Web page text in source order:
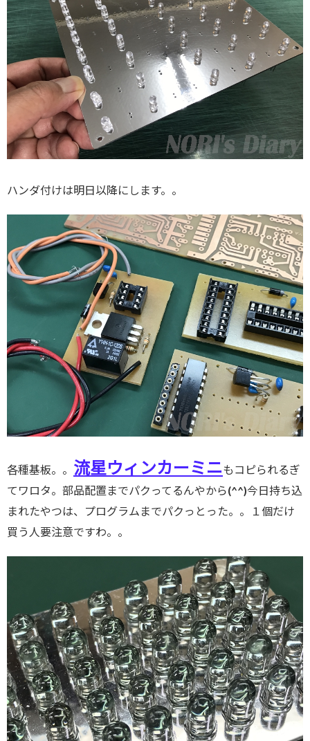
ハンダ付けは明日以降にします。。
各種基板。。 流星ウィンカーミニもコピられるぎ
てワロタ。部品配置までパクってるんやから(^^)今日持ち込
まれたやつは、プログラムまでパクっとった。。１個だけ
買う人要注意ですわ。。